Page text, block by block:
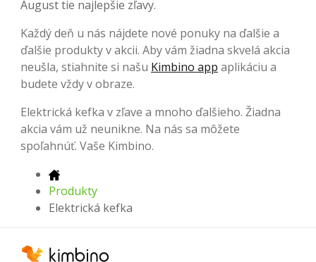
August tie najlepšie zľavy.
Každý deň u nás nájdete nové ponuky na ďalšie a
ďalšie produkty v akcii. Aby vám žiadna skvelá akcia
neušla, stiahnite si našu Kimbino app aplikáciu a
budete vždy v obraze.
Elektrická kefka v zľave a mnoho ďalšieho. Žiadna
akcia vám už neunikne. Na nás sa môžete
spoľahnúť. Vaše Kimbino.
Produkty
Elektrická kefka